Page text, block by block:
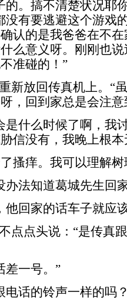
的。搞不清楚状况耶
没有要逃避这个游戏
认的是我爸爸在不
么意义呀。刚刚也
准碰的！”
新放回传真机上。“
，回到家总是会注意
是什么时候了啊，我
信没有，我晚上根本
搔痒。我可以理解
办法知道葛城先生回
他回家的话车子就应
点点头说：“是传真
差一号。”
电话的铃声一样的吗